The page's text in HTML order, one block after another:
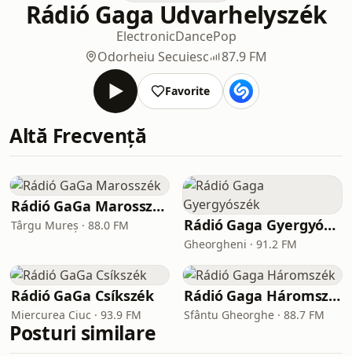
Rádió Gaga Udvarhelyszék
ElectronicDancePop
Odorheiu Secuiesc
87.9 FM
Favorite
Altă Frecvență
Rádió GaGa Marosszék
Târgu Mureș · 88.0 FM Rádió Gaga Gyergyószék
Gheorgheni · 91.2 FM
Rádió GaGa Csíkszék
Miercurea Ciuc · 93.9 FM
Rádió Gaga Háromszék
Sfântu Gheorghe · 88.7 FM
Posturi similare